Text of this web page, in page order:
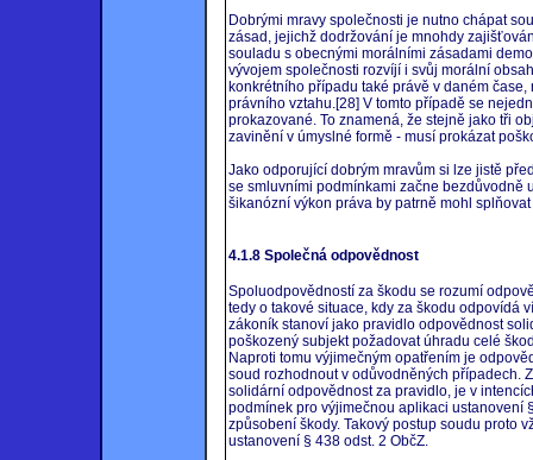
Dobrými mravy společnosti je nutno chápat
zásad, jejichž dodržování je mnohdy
souladu s obecnými morálními zásadami
vývojem společnosti rozvíjí i svůj morální
konkrétního případu také právě v daném
právního vztahu.[28] V tomto případě se
prokazované. To znamená, že stejně jako tři
zavinění v úmyslné formě - musí prokázat
Jako odporující dobrým mravům si lze jistě
se smluvními podmínkami začne bezdůvodně
šikanózní výkon práva by patrně mohl
4.1.8 Společná odpovědnost
Spoluodpovědností za škodu se rozumí
tedy o takové situace, kdy za škodu odpovídá
zákoník stanoví jako pravidlo odpovědnost
poškozený subjekt požadovat úhradu celé
Naproti tomu výjimečným opatřením je
soud rozhodnout v odůvodněných případech.
solidární odpovědnost za pravidlo, je v
podmínek pro výjimečnou aplikaci ustanovení
způsobení škody. Takový postup soudu proto
ustanovení § 438 odst. 2 ObčZ.